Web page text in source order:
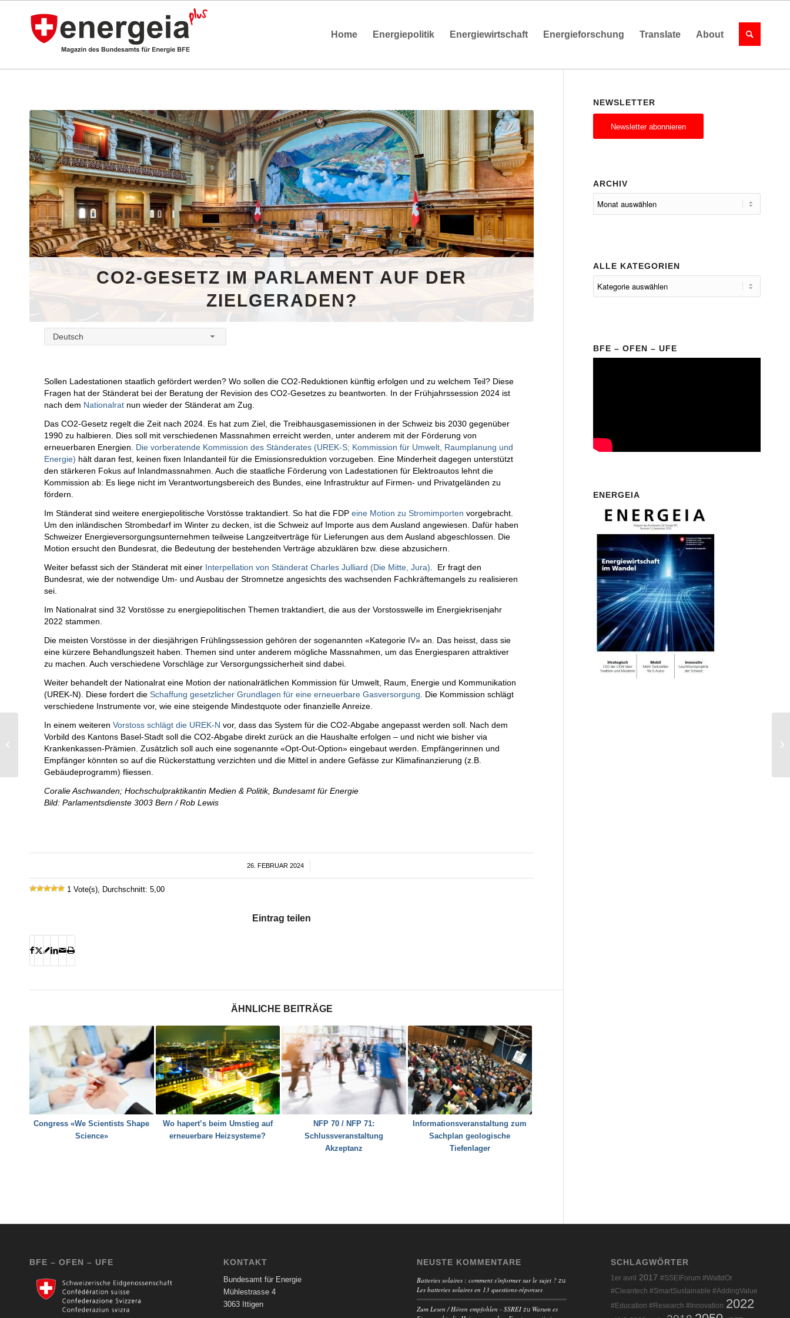
Home Energiepolitik Energiewirtschaft Energieforschung Translate About
CO2-GESETZ IM PARLAMENT AUF DER
ZIELGERADEN?
Deutsch
Sollen Ladestationen staatlich gefördert werden? Wo sollen die CO2-Reduktionen künftig erfolgen und zu welchem Teil? Diese
Fragen hat der Ständerat bei der Beratung der Revision des CO2-Gesetzes zu beantworten. In der Frühjahrssession 2024 ist
nach dem Nationalrat nun wieder der Ständerat am Zug.
Das CO2-Gesetz regelt die Zeit nach 2024. Es hat zum Ziel, die Treibhausgasemissionen in der Schweiz bis 2030 gegenüber
1990 zu halbieren. Dies soll mit verschiedenen Massnahmen erreicht werden, unter anderem mit der Förderung von
erneuerbaren Energien. Die vorberatende Kommission des Ständerates (UREK-S; Kommission für Umwelt, Raumplanung und
Energie) hält daran fest, keinen fixen Inlandanteil für die Emissionsreduktion vorzugeben. Eine Minderheit dagegen unterstützt
den stärkeren Fokus auf Inlandmassnahmen. Auch die staatliche Förderung von Ladestationen für Elektroautos lehnt die
Kommission ab: Es liege nicht im Verantwortungsbereich des Bundes, eine Infrastruktur auf Firmen- und Privatgeländen zu
fördern.
Im Ständerat sind weitere energiepolitische Vorstösse traktandiert. So hat die FDP eine Motion zu Stromimporten vorgebracht.
Um den inländischen Strombedarf im Winter zu decken, ist die Schweiz auf Importe aus dem Ausland angewiesen. Dafür haben
Schweizer Energieversorgungsunternehmen teilweise Langzeitverträge für Lieferungen aus dem Ausland abgeschlossen. Die
Motion ersucht den Bundesrat, die Bedeutung der bestehenden Verträge abzuklären bzw. diese abzusichern.
Weiter befasst sich der Ständerat mit einer Interpellation von Ständerat Charles Julliard (Die Mitte, Jura) . Er fragt den
Bundesrat, wie der notwendige Um- und Ausbau der Stromnetze angesichts des wachsenden Fachkräftemangels zu realisieren
sei.
Im Nationalrat sind 32 Vorstösse zu energiepolitischen Themen traktandiert, die aus der Vorstosswelle im Energiekrisenjahr
2022 stammen.
Die meisten Vorstösse in der diesjährigen Frühlingssession gehören der sogenannten «Kategorie IV» an. Das heisst, dass sie
eine kürzere Behandlungszeit haben. Themen sind unter anderem mögliche Massnahmen, um das Energiesparen attraktiver
zu machen. Auch verschiedene Vorschläge zur Versorgungssicherheit sind dabei.
Weiter behandelt der Nationalrat eine Motion der nationalrätlichen Kommission für Umwelt, Raum, Energie und Kommunikation
(UREK-N). Diese fordert die Schaffung gesetzlicher Grundlagen für eine erneuerbare Gasversorgung . Die Kommission schlägt
verschiedene Instrumente vor, wie eine steigende Mindestquote oder finanzielle Anreize.
In einem weiteren Vorstoss schlägt die UREK-N vor, dass das System für die CO2-Abgabe angepasst werden soll. Nach dem
Vorbild des Kantons Basel-Stadt soll die CO2-Abgabe direkt zurück an die Haushalte erfolgen – und nicht wie bisher via
Krankenkassen-Prämien. Zusätzlich soll auch eine sogenannte «Opt-Out-Option» eingebaut werden. Empfängerinnen und
Empfänger könnten so auf die Rückerstattung verzichten und die Mittel in andere Gefässe zur Klimafinanzierung (z.B.
Gebäudeprogramm) fliessen.
Coralie Aschwanden; Hochschulpraktikantin Medien & Politik, Bundesamt für Energie
Bild: Parlamentsdienste 3003 Bern / Rob Lewis
26. FEBRUAR 2024
/
1 Vote(s), Durchschnitt: 5,00
Eintrag teilen
ÄHNLICHE BEITRÄGE
Congress «We Scientists Shape
Science»
Wo hapert’s beim Umstieg auf
erneuerbare Heizsysteme?
NFP 70 / NFP 71:
Schlussveranstaltung
Akzeptanz
Informationsveranstaltung zum
Sachplan geologische
Tiefenlager
NEWSLETTER
Newsletter abonnieren
ARCHIV
ALLE KATEGORIEN
BFE – OFEN – UFE
ENERGEIA
BFE – OFEN – UFE KONTAKT
Bundesamt für Energie
Mühlestrasse 4
3063 Ittigen
NEUSTE KOMMENTARE
Batteries solaires : comment s'informer sur le sujet ? zu
Les batteries solaires en 13 questions-réponses
Zum Lesen / Hören empfohlen - SSREI zu Warum es
SCHLAGWÖRTER
1er avril 2017 #SSEIForum #WattdOr
#Cleantech #SmartSustainable #AddingValue
#Education #Research #Innovation 2022
Druckluft isoliert
Erdkabel